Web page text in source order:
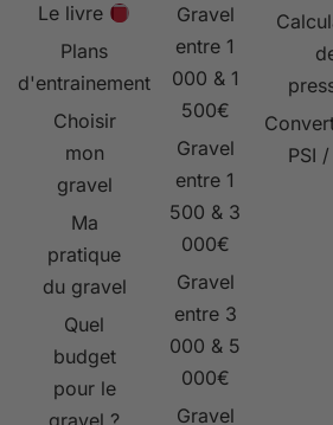
Le livre
Plans
d'entrainement
Choisir
mon
gravel
Ma
pratique
du gravel
Quel
budget
pour le
Gravel
entre 1
000 & 1
500€
Gravel
entre 1
500 & 3
000€
Gravel
entre 3
000 & 5
000€
Gravel
PSI